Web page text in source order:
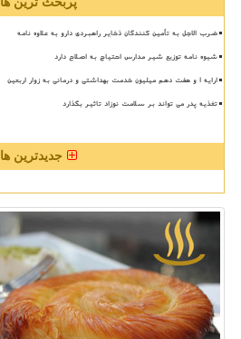
ضرب الاجل به تأمین کنندگان ذخایر راهبردی دارو به علاوه نامه
شیوه نامه توزیع شیر مدارس احتیاج به اصلاح دارد
ارایه ۱ و هفت دهم میلیون خدمت بهداشتی و درمانی به زوار اربعین
تغذیه پدر می تواند بر سلامت نوزاد تاثیر بگذارد
جدیدترین ها